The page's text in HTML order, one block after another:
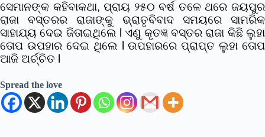
ସେମାନଙ୍କ କହିବାକଥା, ପ୍ରାୟ ୨୫୦ ବର୍ଷ ତଳେ ଥରେ ଜୟପୁର
ରାଜା ବସ୍ତରର ରାଜାଙ୍କୁ ଭ୍ରାତୃବିବାଦ ସମୟରେ ସାମରିକ
ସାହାଯ୍ୟ ଦେଇ ଜିତାଇଥିଲେ l ଏଣୁ କୃତଜ୍ଞ ବସ୍ତର ରାଜା କିଛି ଲୁହା
ତୋପ ଉପହାର ଦେଇ ଥିଲେ l ଉପହାରରେ ପ୍ରାପ୍ତ ଲୁହା ତୋପ
ଆଜି ଅର୍ଚ୍ଚିତ l
Spread the love